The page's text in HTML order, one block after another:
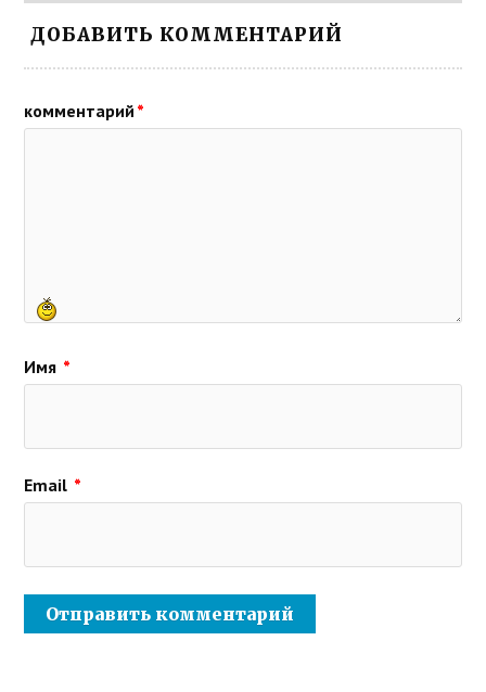
ДОБАВИТЬ КОММЕНТАРИЙ
комментарий *
Имя *
Email *